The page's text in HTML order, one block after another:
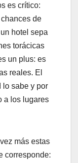
es crítico:
de
hotel sepa
torácicas
un plus: es
reales. El
lo sabe y por
a los lugares
más estas
corresponde: